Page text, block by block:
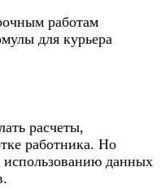
работам
для курьера
расчеты,
работника. Но
использованию данных